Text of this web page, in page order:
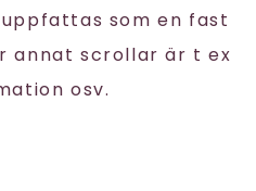
som en fast
annat scrollar är t ex
osv.